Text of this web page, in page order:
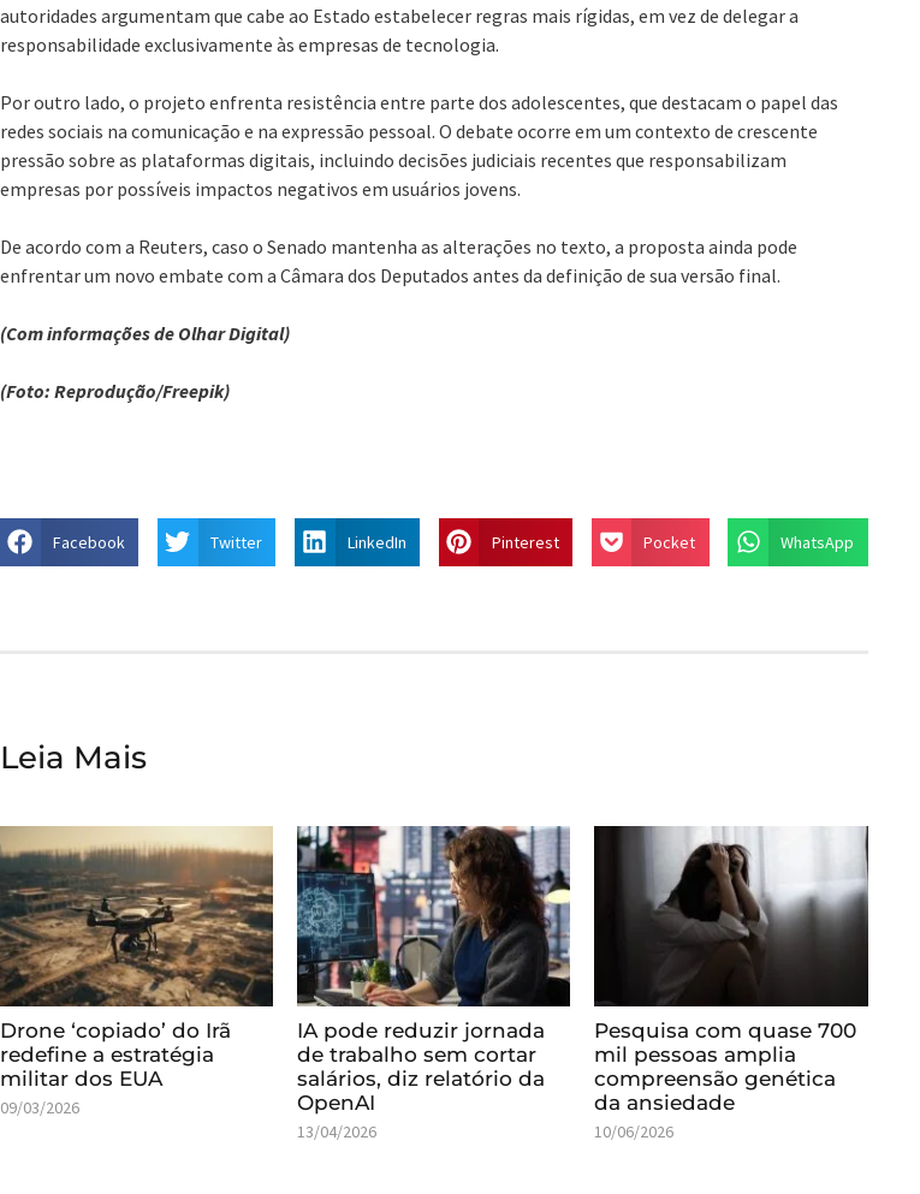
autoridades argumentam que cabe ao Estado estabelecer regras mais rígidas, em vez de delegar a
responsabilidade exclusivamente às empresas de tecnologia.
Por outro lado, o projeto enfrenta resistência entre parte dos adolescentes, que destacam o papel das
redes sociais na comunicação e na expressão pessoal. O debate ocorre em um contexto de crescente
pressão sobre as plataformas digitais, incluindo decisões judiciais recentes que responsabilizam
empresas por possíveis impactos negativos em usuários jovens.
De acordo com a Reuters, caso o Senado mantenha as alterações no texto, a proposta ainda pode
enfrentar um novo embate com a Câmara dos Deputados antes da definição de sua versão final.
(Com informações de Olhar Digital)
(Foto: Reprodução/Freepik)
Facebook Twitter LinkedIn Pinterest Pocket WhatsApp
Leia Mais
Drone ‘copiado’ do Irã
redefine a estratégia
militar dos EUA
09/03/2026
IA pode reduzir jornada
de trabalho sem cortar
salários, diz relatório da
OpenAI
13/04/2026
Pesquisa com quase 700
mil pessoas amplia
compreensão genética
da ansiedade
10/06/2026